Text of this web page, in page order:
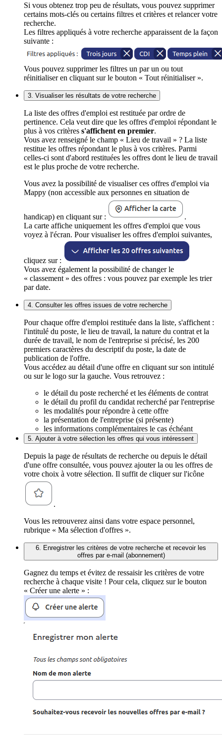
Si vous obtenez trop peu de résultats, vous pouvez supprimer
certains mots-clés ou certains filtres et critères et relancer votre
recherche.
Les filtres appliqués à votre recherche apparaissent de la façon
suivante :
Vous pouvez supprimer les filtres un par un ou tout
réinitialiser en cliquant sur le bouton « Tout réinitialiser ».
3. Visualiser les résultats de votre recherche
La liste des offres d'emploi est restituée par ordre de
pertinence. Cela veut dire que les offres d'emploi répondant le
plus à vos critères s'affichent en premier.
Vous avez renseigné le champ « Lieu de travail » ? La liste
restitue les offres répondant le plus à vos critères. Parmi
celles-ci sont d'abord restituées les offres dont le lieu de travail
est le plus proche de votre recherche.
Vous avez la possibilité de visualiser ces offres d'emploi via
Mappy (non accessible aux personnes en situation de
handicap) en cliquant sur :
.
La carte affiche uniquement les offres d'emploi que vous
voyez à l'écran. Pour visualiser les offres d'emploi suivantes,
cliquez sur :
Vous avez également la possibilité de changer le
« classement » des offres : vous pouvez par exemple les trier
par date.
4. Consulter les offres issues de votre recherche
Pour chaque offre d'emploi restituée dans la liste, s'affichent :
l'intitulé du poste, le lieu de travail, la nature du contrat et la
durée de travail, le nom de l'entreprise si précisé, les 200
premiers caractères du descriptif du poste, la date de
publication de l'offre.
Vous accédez au détail d'une offre en cliquant sur son intitulé
ou sur le logo sur la gauche. Vous retrouvez :
le détail du poste recherché et les éléments de contrat
le détail du profil du candidat recherché par l'entreprise
les modalités pour répondre à cette offre
la présentation de l'entreprise (si présente)
les informations complémentaires le cas échéant
5. Ajouter à votre sélection les offres qui vous intéressent
Depuis la page de résultats de recherche ou depuis le détail
d'une offre consultée, vous pouvez ajouter la ou les offres de
votre choix à votre sélection. Il suffit de cliquer sur l'icône
.
Vous les retrouverez ainsi dans votre espace personnel,
rubrique « Ma sélection d'offres ».
6. Enregistrer les critères de votre recherche et recevoir les
offres par e-mail (abonnement)
Gagnez du temps et évitez de ressaisir les critères de votre
recherche à chaque visite ! Pour cela, cliquez sur le bouton
« Créer une alerte » :